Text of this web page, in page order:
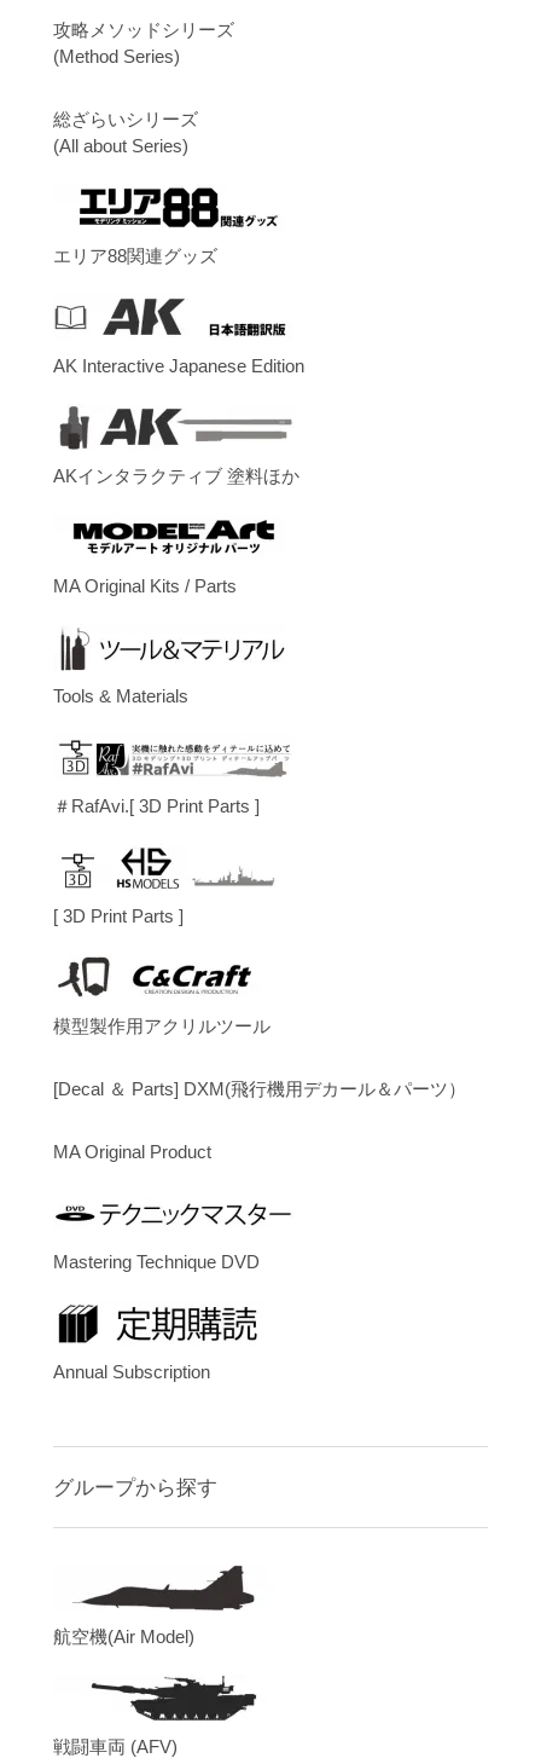
攻略メソッドシリーズ
(Method Series)
総ざらいシリーズ
(All about Series)
エリア88関連グッズ
AK Interactive Japanese Edition
AKインタラクティブ 塗料ほか
MA Original Kits / Parts
Tools & Materials
＃RafAvi.[ 3D Print Parts ]
[ 3D Print Parts ]
模型製作用アクリルツール
[Decal ＆ Parts] DXM(飛行機用デカール＆パーツ）
MA Original Product
Mastering Technique DVD
Annual Subscription
グループから探す
航空機(Air Model)
戦闘車両 (AFV)